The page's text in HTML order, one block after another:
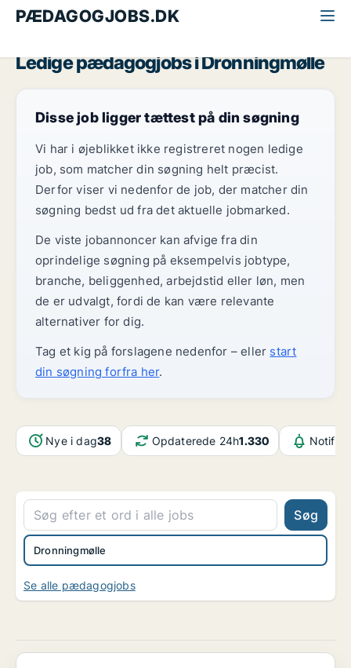
PÆDAGOGJOBS.DK
Ledige pædagogjobs i Dronningmølle
Disse job ligger tættest på din søgning
Vi har i øjeblikket ikke registreret nogen ledige
job, som matcher din søgning helt præcist.
Derfor viser vi nedenfor de job, der matcher din
søgning bedst ud fra det aktuelle jobmarked.
De viste jobannoncer kan afvige fra din
oprindelige søgning på eksempelvis jobtype,
branche, beliggenhed, arbejdstid eller løn, men
de er udvalgt, fordi de kan være relevante
alternativer for dig.
Tag et kig på forslagene nedenfor – eller start
din søgning forfra her.
Nye i dag38 Opdaterede 24h1.330
Søg
Dronningmølle
Se alle pædagogjobs
Pædagog med AKT-kompetencer samt undervisning i Hå...